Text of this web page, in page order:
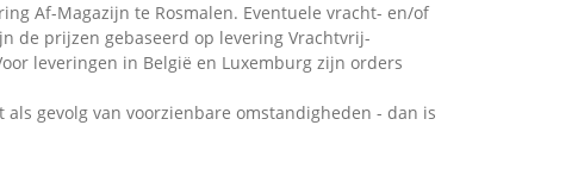
Af-Magazijn te Rosmalen. Eventuele vracht- en/of
de prijzen gebaseerd op levering Vrachtvrij-
leveringen in België en Luxemburg zijn orders
gevolg van voorzienbare omstandigheden - dan is